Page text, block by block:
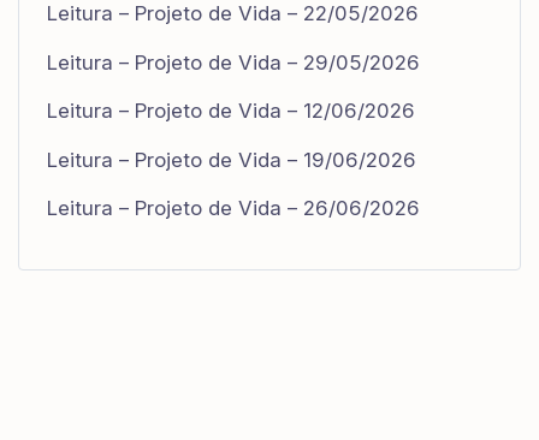
Leitura – Projeto de Vida – 22/05/2026
Leitura – Projeto de Vida – 29/05/2026
Leitura – Projeto de Vida – 12/06/2026
Leitura – Projeto de Vida – 19/06/2026
Leitura – Projeto de Vida – 26/06/2026